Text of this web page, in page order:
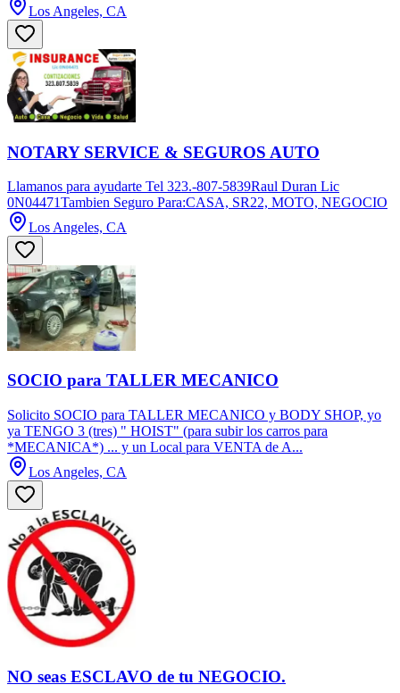
Los Angeles, CA
NOTARY SERVICE & SEGUROS AUTO
Llamanos para ayudarte Tel 323.-807-5839Raul Duran Lic
0N04471Tambien Seguro Para:CASA, SR22, MOTO, NEGOCIO
Los Angeles, CA
SOCIO para TALLER MECANICO
Solicito SOCIO para TALLER MECANICO y BODY SHOP, yo
ya TENGO 3 (tres) " HOIST" (para subir los carros para
*MECANICA*) ... y un Local para VENTA de A...
Los Angeles, CA
NO seas ESCLAVO de tu NEGOCIO.